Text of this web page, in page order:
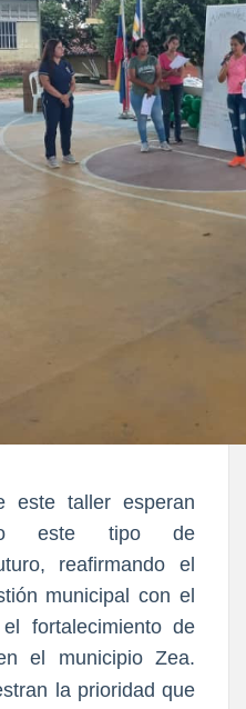
este taller esperan
este tipo de
reafirmando el
municipal con el
fortalecimiento de
el municipio Zea.
la prioridad que